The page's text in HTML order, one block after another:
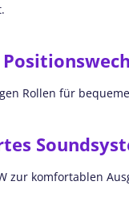
Rollen für
zur komfortablen